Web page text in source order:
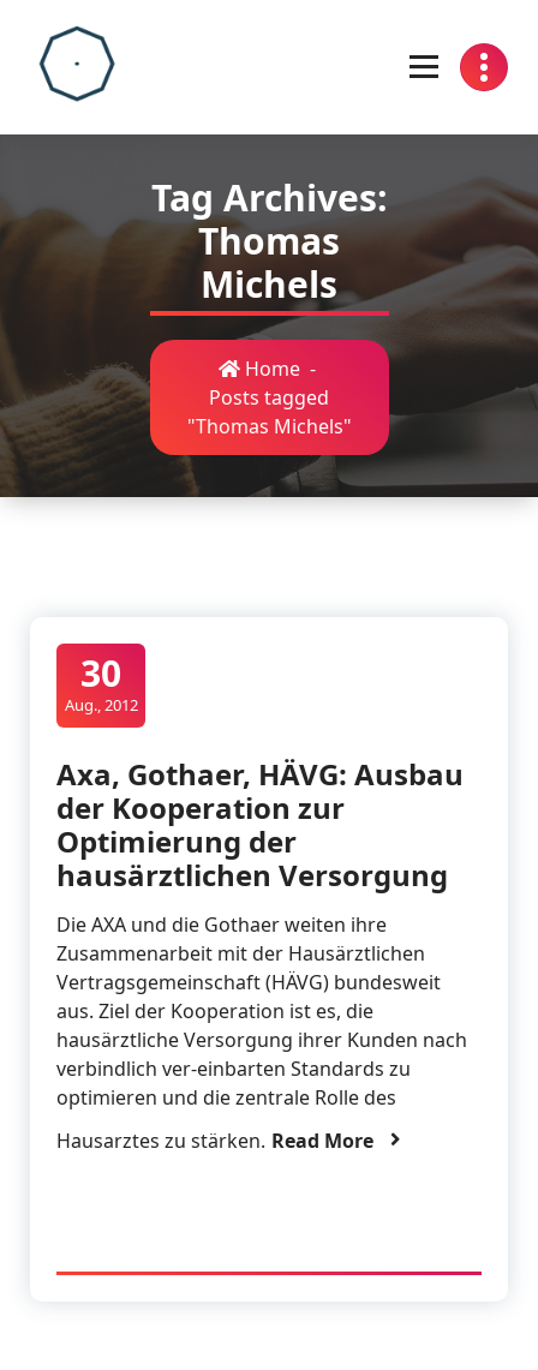
content
Tag Archives:
Thomas
Michels
Home-
Posts tagged
"Thomas Michels"
30
Aug., 2012
Axa, Gothaer, HÄVG: Ausbau
der Kooperation zur
Optimierung der
hausärztlichen Versorgung
Die AXA und die Gothaer weiten ihre
Zusammenarbeit mit der Hausärztlichen
Vertragsgemeinschaft (HÄVG) bundesweit
aus. Ziel der Kooperation ist es, die
hausärztliche Versorgung ihrer Kunden nach
verbindlich ver-einbarten Standards zu
optimieren und die zentrale Rolle des
Hausarztes zu stärken. Read More